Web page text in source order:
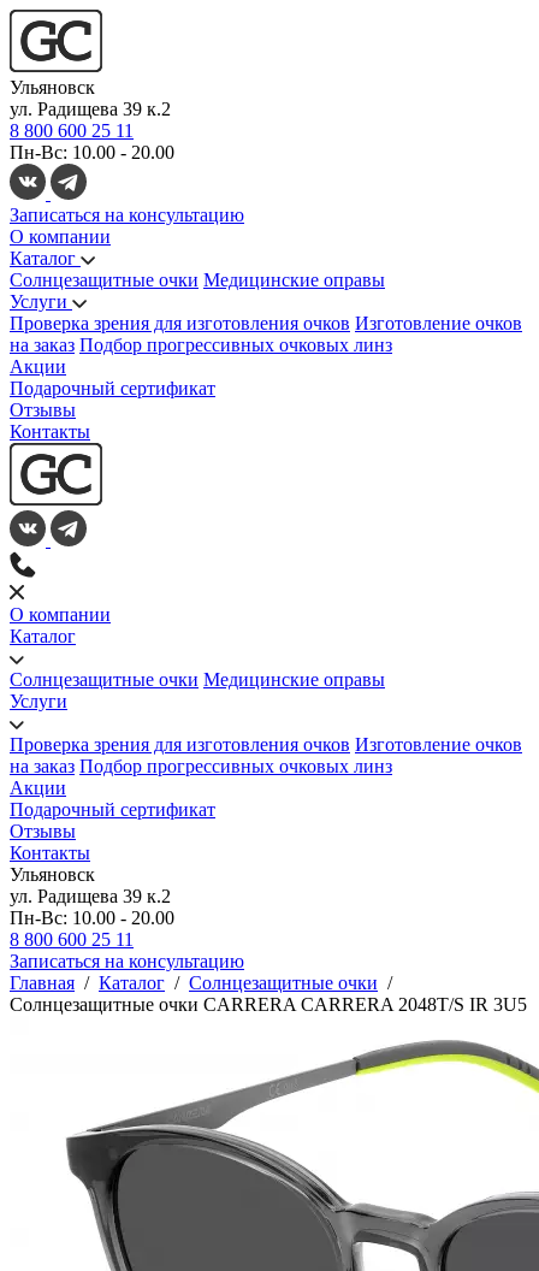
Ульяновск
ул. Радищева 39 к.2
8 800 600 25 11
Пн-Вс: 10.00 - 20.00
Записаться на консультацию
О компании
Каталог
Солнцезащитные очки Медицинские оправы
Услуги
Проверка зрения для изготовления очков Изготовление очков
на заказ Подбор прогрессивных очковых линз
Акции
Подарочный сертификат
Отзывы
Контакты
О компании
Каталог
Солнцезащитные очки Медицинские оправы
Услуги
Проверка зрения для изготовления очков Изготовление очков
на заказ Подбор прогрессивных очковых линз
Акции
Подарочный сертификат
Отзывы
Контакты
Ульяновск
ул. Радищева 39 к.2
Пн-Вс: 10.00 - 20.00
8 800 600 25 11
Записаться на консультацию
Главная / Каталог / Солнцезащитные очки /
Солнцезащитные очки CARRERA CARRERA 2048T/S IR 3U5